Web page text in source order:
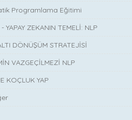
Programlama Eğitimi
YAPAY ZEKANIN TEMELİ: NLP
DÖNÜŞÜM STRATEJİSİ
VAZGEÇİLMEZİ NLP
KOÇLUK YAP